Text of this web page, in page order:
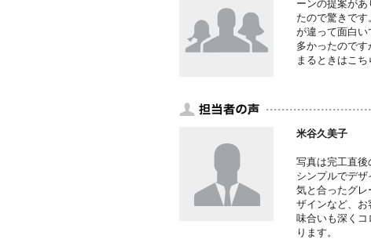
ーンの提案が
たので驚きで
が違って面白
多かったので
まるときはこち
米谷久美子
写真は完工直後
シンプルでデ
気と合ったグ
ザインなど、
味合いも深く
ります。